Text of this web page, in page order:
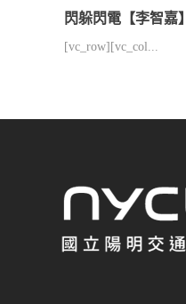
閃躲閃電【李智嘉】
[vc_row][vc_col...